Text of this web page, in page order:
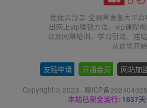
优优云分享-全网首发各大平
出网上vip赚钱方法、vip课程
以及网赚培训，学习引流、建
从这里开始
友链申请 开通会员 网站加
Copyright © 2023 · 赣ICP备
本站已安全运行: 1637